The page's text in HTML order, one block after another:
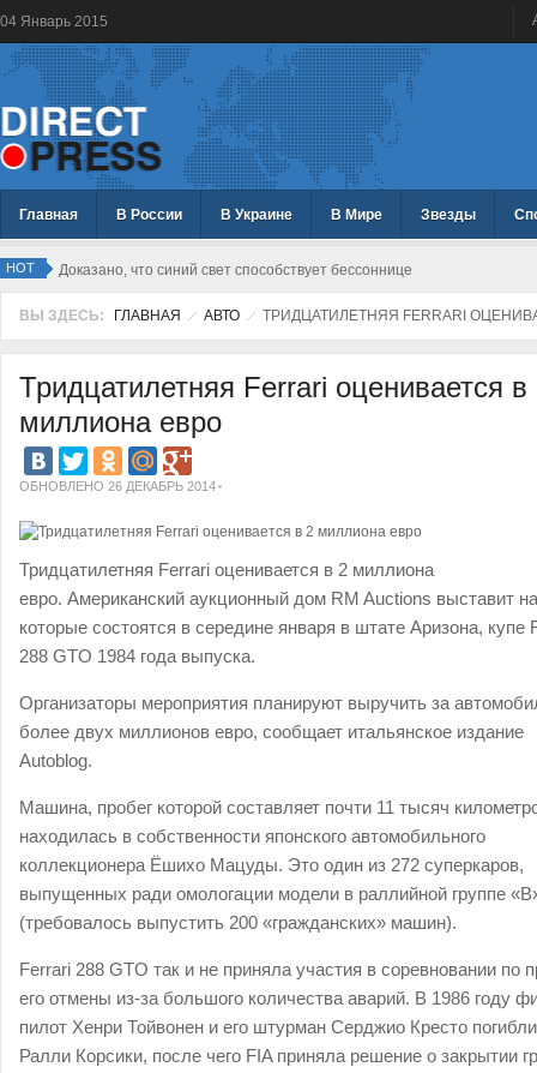
04 Январь 2015
Главная В России В Украине В Мире Звезды
HOT Доказано, что синий свет способствует бессоннице
ВЫ ЗДЕСЬ: ГЛАВНАЯ АВТО ТРИДЦАТИЛЕТНЯЯ FERRARI
Тридцатилетняя Ferrari оценивается в
миллиона евро
ОБНОВЛЕНО 26 ДЕКАБРЬ 2014
Тридцатилетняя Ferrari оценивается в 2 миллиона
евро. Американский аукционный дом RM Auctions выставит на
которые состоятся в середине января в штате Аризона, купе
288 GTO 1984 года выпуска.
Организаторы мероприятия планируют выручить за
более двух миллионов евро, сообщает итальянское издание
Autoblog.
Машина, пробег которой составляет почти 11 тысяч
находилась в собственности японского автомобильного
коллекционера Ёшихо Мацуды. Это один из 272 суперкаров,
выпущенных ради омологации модели в раллийной группе
(требовалось выпустить 200 «гражданских» машин).
Ferrari 288 GTO так и не приняла участия в соревновании по
его отмены из-за большого количества аварий. В 1986 году
пилот Хенри Тойвонен и его штурман Серджио Кресто
Ралли Корсики, после чего FIA приняла решение о закрытии